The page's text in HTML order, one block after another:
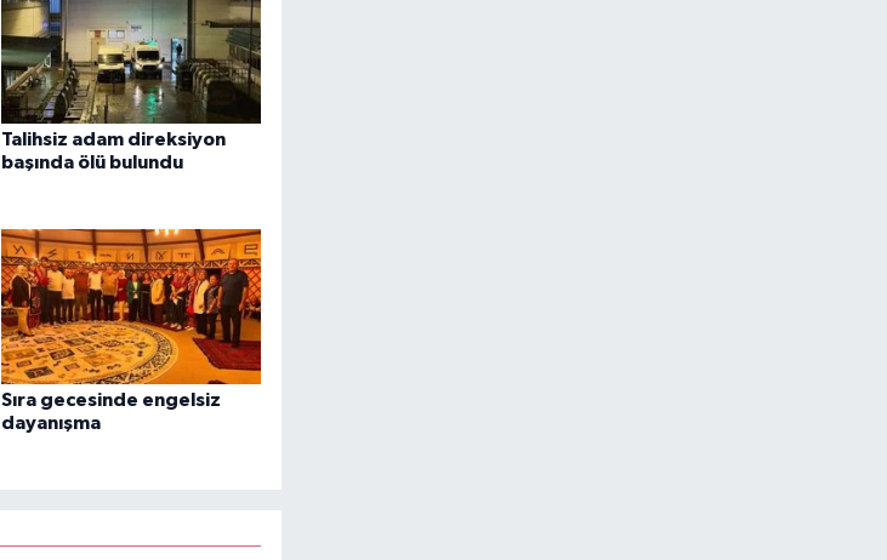
Talihsiz adam direksiyon
başında ölü bulundu
Sıra gecesinde engelsiz
dayanışma